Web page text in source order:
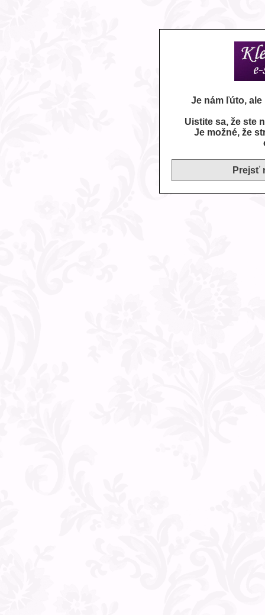
Je nám ľúto,
Uistite sa, že ste
Je možné, že
Prejsť